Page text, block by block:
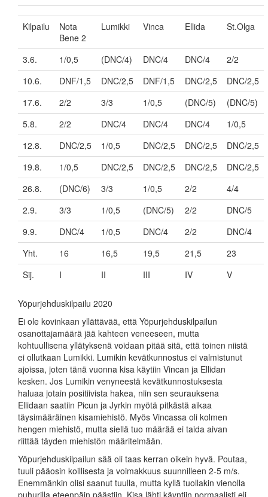
Kilpailu
Nota
Bene 2
Lumikki Vinca Ellida St.Olga
3.6. 1/0,5 (DNC/4) DNC/4 DNC/4
2/2
10.6.
DNF/1,5 DNC/2,5 DNF/1,5 DNC/2,5
DNC/2,5
17.6.
2/2 3/3 1/0,5 (DNC/5)
(DNC/5)
5.8.
2/2 DNC/4 DNC/4 DNC/4
1/0,5
12.8.
DNC/2,5 1/0,5 DNC/2,5 DNC/2,5
DNC/2,5
19.8.
1/0,5 DNC/2,5 DNC/2,5 DNC/2,5
DNC/2,5
26.8.
(DNC/6) 3/3 1/0,5 2/2
4/4
2.9.
3/3 1/0,5 (DNC/5) 2/2
DNC/5
9.9.
DNC/4 1/0,5 DNC/4 2/2
DNC/4
Yht.
16 16,5 19,5 21,5
23
Sij.
I II III IV V
Yöpurjehduskilpailu 2020
Ei ole kovinkaan yllättävää, että Yöpurjehduskilpailun
osanottajamäärä jää kahteen veneeseen, mutta
kohtuullisena yllätyksenä voidaan pitää sitä, että toinen niistä
ei ollutkaan Lumikki. Lumikin kevätkunnostus ei valmistunut
ajoissa, joten tänä vuonna kisa käytiin Vincan ja Ellidan
kesken. Jos Lumikin venyneestä kevätkunnostuksesta
haluaa jotain positiivista hakea, niin sen seurauksena
Ellidaan saatiin Picun ja Jyrkin myötä pitkästä aikaa
täysimääräinen kisamiehistö. Myös Vincassa oli kolmen
hengen miehistö, mutta siellä tuo määrää ei taida aivan
riittää täyden miehistön määritelmään.
Yöpurjehduskilpailun sää oli taas kerran oikein hyvä. Poutaa,
tuuli pääosin koillisesta ja voimakkuus suunnilleen 2-5 m/s.
Enemmänkin olisi saanut tuulla, mutta kyllä tuollakin vienolla